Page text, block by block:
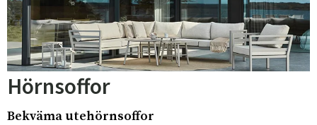
Hörnsoffor
Bekväma utehörnsoffor